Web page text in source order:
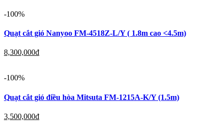
-100%
Quạt cắt gió Nanyoo FM-4518Z-L/Y ( 1.8m cao <4.5m)
8,300,000đ
-100%
Quạt cắt gió điều hòa Mitsuta FM-1215A-K/Y (1.5m)
3,500,000đ